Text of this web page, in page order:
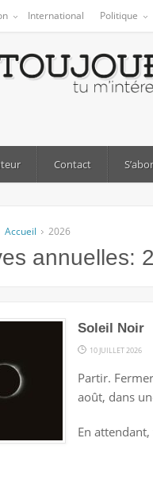
International Politique
Contact
Accueil 2026
annuelles:
Soleil Noir
10 JUILLET 2026
Partir.
août, dans
En